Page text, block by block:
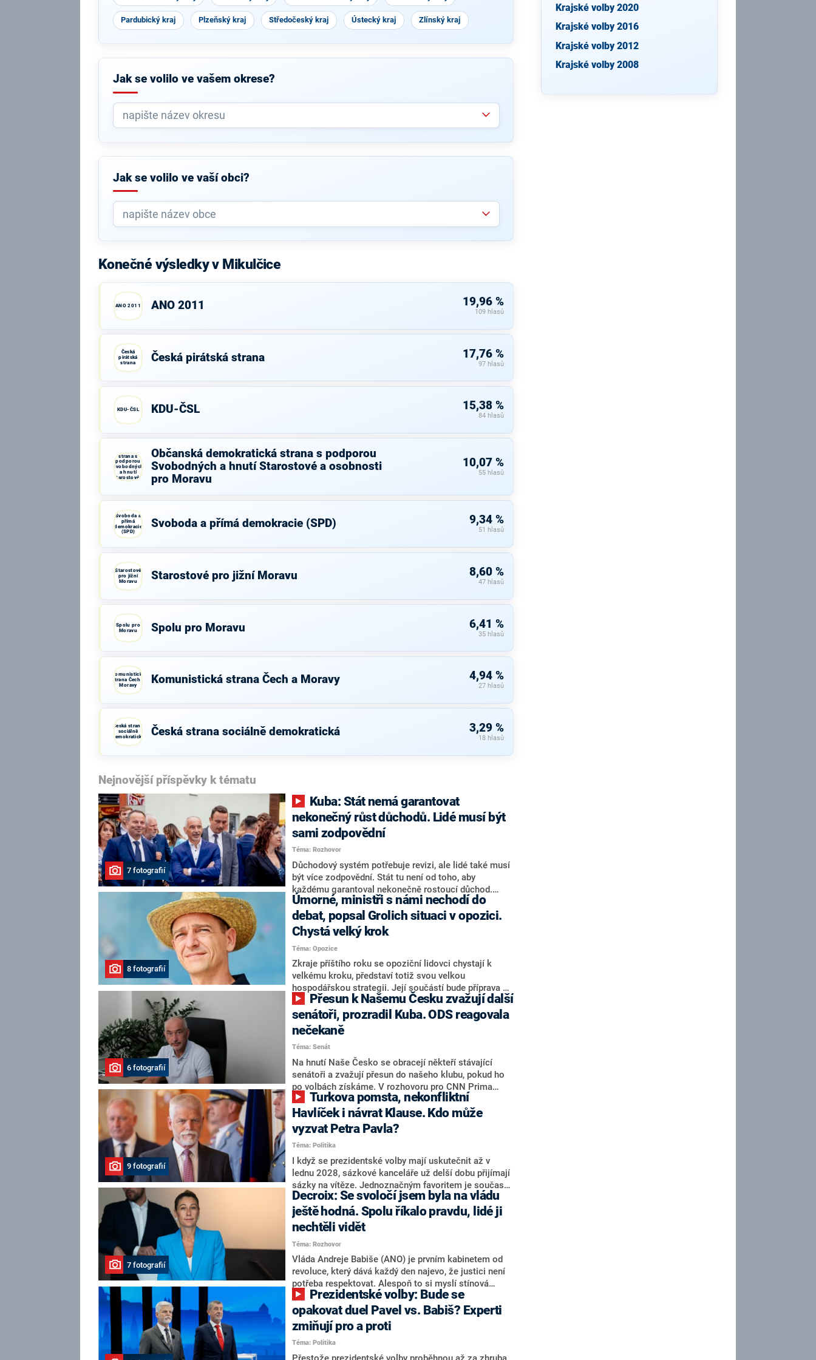
Pardubický kraj Plzeňský kraj Středočeský kraj Ústecký kraj Zlínský kraj
Jak se volilo ve vašem okrese?
Jak se volilo ve vaší obci?
Konečné výsledky v Mikulčice
ANO 2011 ANO 2011 19,96 %
109 hlasů
Česká
pirátská
strana
Česká pirátská strana 17,76 %
97 hlasů
KDU-ČSL KDU-ČSL 15,38 %
84 hlasů
strana s
podporou
Svobodných
a hnutí
Starostové a
osobnosti
Občanská demokratická strana s podporou
Svobodných a hnutí Starostové a osobnosti
pro Moravu
10,07 %
55 hlasů
Svoboda a
přímá
demokracie
(SPD)
Svoboda a přímá demokracie (SPD) 9,34 %
51 hlasů
Starostové
pro jižní
Moravu
Starostové pro jižní Moravu 8,60 %
47 hlasů
Spolu pro
Moravu
Spolu pro Moravu 6,41 %
35 hlasů
Komunistická
strana Čech a
Moravy
Komunistická strana Čech a Moravy 4,94 %
27 hlasů
Česká strana
sociálně
demokratická
Česká strana sociálně demokratická 3,29 %
18 hlasů
Nejnovější příspěvky k tématu
7 fotografií
nekonečný růst důchodů. Lidé musí být
sami zodpovědní
Téma: Rozhovor
Důchodový systém potřebuje revizi, ale lidé také musí
být více zodpovědní. Stát tu není od toho, aby
každému garantoval nekonečně rostoucí důchod.
Chybí tu nový systém a my ho představíme,řekl
hejtman Jihočeského kraje a předseda hnutí Naše
Česko Martin Kuba v rozhovoru pro CNN Prima NEWS.
V čele státu pak podle něj nemůže být člověk, který by
střetem zájmů omezoval čerpání financí a rozvoj,
dodal. Řešení u Andreje Babiše ale hodnotit nechtěl.
8 fotografií
Úmorné, ministři s námi nechodí do
debat, popsal Grolich situaci v opozici.
Chystá velký krok
Téma: Opozice
Zkraje příštího roku se opoziční lidovci chystají k
velkému kroku, představí totiž svou velkou
hospodářskou strategii. Její součástí bude příprava na
stárnutí populace, řekl ve středu na setkání s novináři
nový předseda lidovců Jan Grolich. Ten zároveň v
senátních volbách kandiduje ve Vyškově. Popsal i
aktivitu opozice, o níž vládní strany nebo političtí
komentátoři mluví jako o slabé a v defenzivě. „Je to
úmorná práce upozorňovat na chyby vlády. Ministři s
námi navíc nechodí do debat. Chceme ale ukazovat
svoje témata,“ odpověděl Grolich na dotaz CNN Prima
NEWS.
6 fotografií
senátoři, prozradil Kuba. ODS reagovala
nečekaně
Téma: Senát
Na hnutí Naše Česko se obracejí někteří stávající
senátoři a zvažují přesun do našeho klubu, pokud ho
po volbách získáme. V rozhovoru pro CNN Prima
NEWS to řekl zakladatel hnutí a jihočeský hejtman
Martin Kuba. Konkrétní nebyl, ale získat by takto mohl
například senátora Zdeňka Hrabu, který je dnes
součástí klubu ODS a TOP 09. Hraba to na dotaz
redakce nevyloučil. Předseda klubu senátorů ODS
Zdeněk Nytra redakci řekl, že počítá s odchodem
některých senátorů z klubu a že Naše Česko není
nepřítel, ale soupeř.
9 fotografií
Havlíček i návrat Klause. Kdo může
vyzvat Petra Pavla?
Téma: Politika
I když se prezidentské volby mají uskutečnit až v
lednu 2028, sázkové kanceláře už delší dobu přijímají
sázky na vítěze. Jednoznačným favoritem je současná
hlava státu Petr Pavel. Daleko za ním pak bookmakeři
zmiňují dva výrazné politiky ANO, tedy premiéra
Andreje Babiše a ministra průmyslu Karla Havlíčka.
Oblíbeným tipem samotných sázkařů je poslanec za
Motoristy Filip Turek. Politolog Jan Kubáček nicméně
o případné kandidatuře kohokoliv ze zmíněné trojice
značně pochybuje. Podle něj současná koalice dosud
nemá osobu, která by Pavlovi mohla konkurovat.
7 fotografií
Decroix: Se svoločí jsem byla na vládu
ještě hodná. Spolu říkalo pravdu, lidé ji
nechtěli vidět
Téma: Rozhovor
Vláda Andreje Babiše (ANO) je prvním kabinetem od
revoluce, který dává každý den najevo, že justici není
potřeba respektovat. Alespoň to si myslí stínová
ministryně spravedlnosti ODS Eva Decroix. V
rozhovoru pro CNN Prima NEWS si nebrala servítky
ohledně politického výkonu svého nástupce Jeronýma
Tejce (za ANO) či vládní zmocněnkyně pro lidská
práva Taťány Malé (ANO). Označením „svoloč“ na
adresu vlády prý byla ještě hodná. Decroix se také
opakovat duel Pavel vs. Babiš? Experti
zmiňují pro a proti
Téma: Politika
Krajské volby 2020
Krajské volby 2016
Krajské volby 2012
Krajské volby 2008